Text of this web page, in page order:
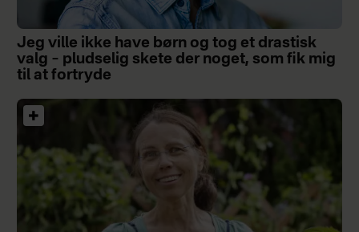
Jeg ville ikke have børn og tog et drastisk
valg – pludselig skete der noget, som fik mig
til at fortryde